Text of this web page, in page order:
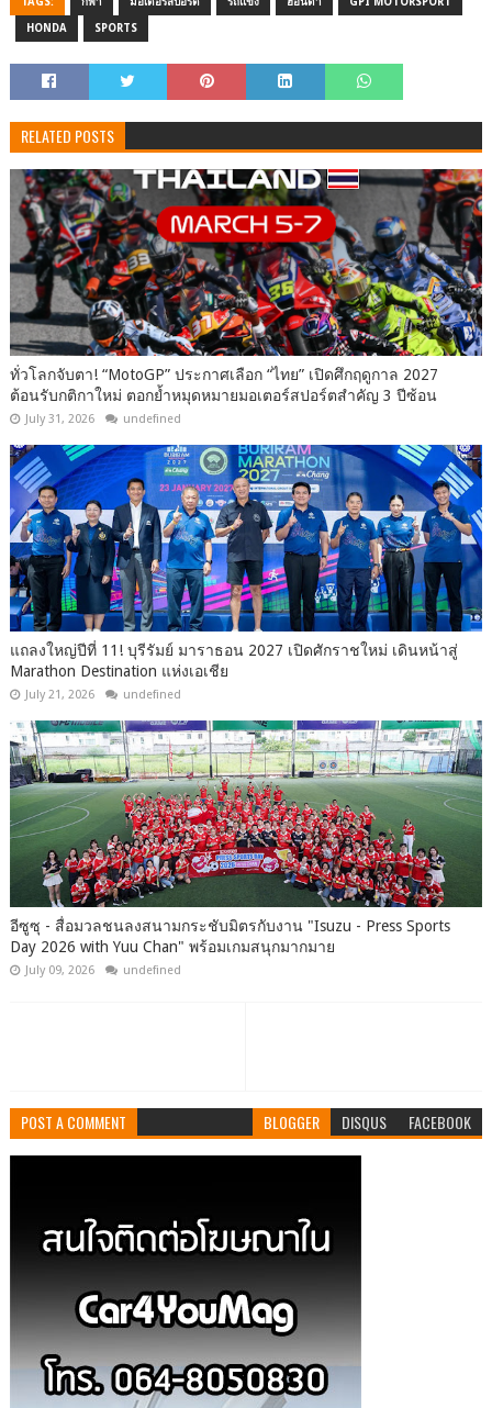
HONDA SPORTS
RELATED POSTS
ทั่วโลกจับตา! “MotoGP” ประกาศเลือก “ไทย” เปิดศึกฤดูกาล 2027
ต้อนรับกติกาใหม่ ตอกย้ำหมุดหมายมอเตอร์สปอร์ตสำคัญ 3 ปีซ้อน
July 31, 2026 undefined
แถลงใหญ่ปีที่ 11! บุรีรัมย์ มาราธอน 2027 เปิดศักราชใหม่ เดินหน้าสู่
Marathon Destination แห่งเอเชีย
July 21, 2026 undefined
อีซูซุ - สื่อมวลชนลงสนามกระชับมิตรกับงาน "Isuzu - Press Sports
Day 2026 with Yuu Chan" พร้อมเกมสนุกมากมาย
July 09, 2026 undefined
POST A COMMENT BLOGGER DISQUS FACEBOOK